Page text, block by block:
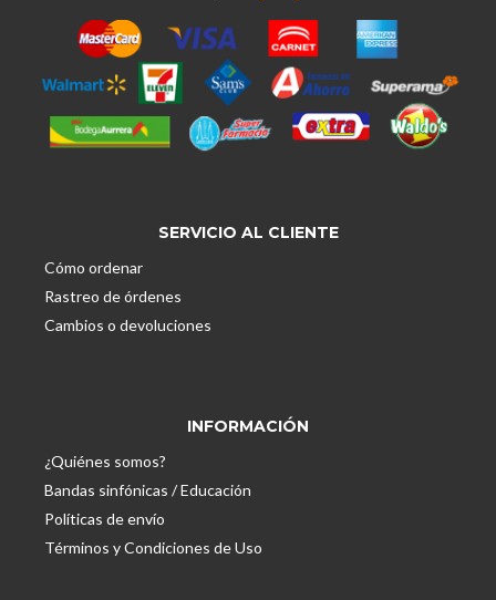
SERVICIO AL CLIENTE
Cómo ordenar
Rastreo de órdenes
Cambios o devoluciones
INFORMACIÓN
¿Quiénes somos?
Bandas sinfónicas / Educación
Políticas de envío
Términos y Condiciones de Uso